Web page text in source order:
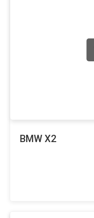
BMW X2